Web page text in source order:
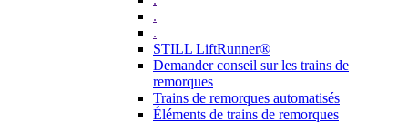
.
.
STILL LiftRunner®
Demander conseil sur les trains de
remorques
Trains de remorques automatisés
Éléments de trains de remorques